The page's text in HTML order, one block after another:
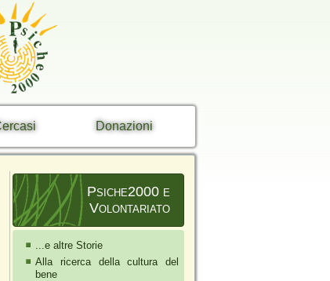
Donazioni
Psiche2000 e
Volontariato
...e altre Storie
Alla ricerca della cultura del
bene